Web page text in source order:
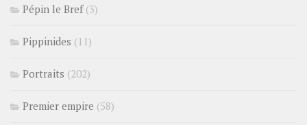
Pépin le Bref(3)
Pippinides (11)
Portraits (202)
Premier empire (58)